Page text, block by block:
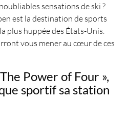
sensations de ski ?
est la destination de sports
plus huppée des États-Unis.
vous mener au cœur de ces
Power of Four »,
sportif sa station